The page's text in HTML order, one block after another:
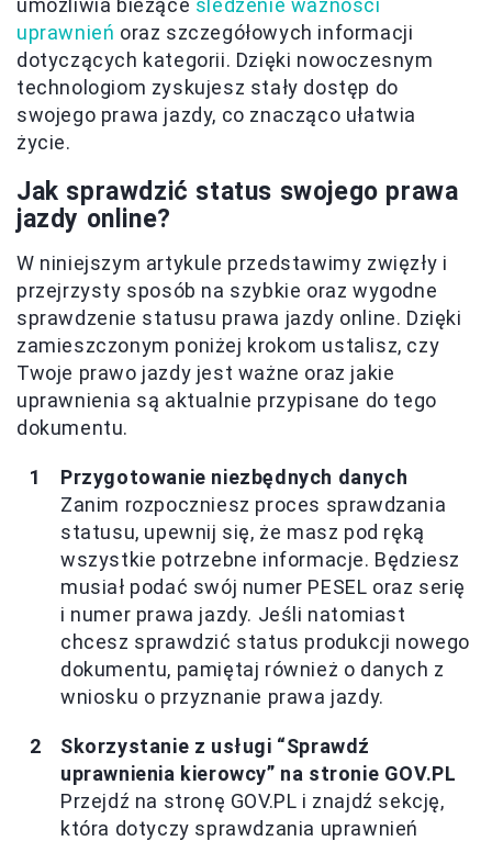
umożliwia bieżące śledzenie ważności
uprawnień oraz szczegółowych informacji
dotyczących kategorii. Dzięki nowoczesnym
technologiom zyskujesz stały dostęp do
swojego prawa jazdy, co znacząco ułatwia
życie.
Jak sprawdzić status swojego prawa
jazdy online?
W niniejszym artykule przedstawimy zwięzły i
przejrzysty sposób na szybkie oraz wygodne
sprawdzenie statusu prawa jazdy online. Dzięki
zamieszczonym poniżej krokom ustalisz, czy
Twoje prawo jazdy jest ważne oraz jakie
uprawnienia są aktualnie przypisane do tego
dokumentu.
Przygotowanie niezbędnych danych
Zanim rozpoczniesz proces sprawdzania
statusu, upewnij się, że masz pod ręką
wszystkie potrzebne informacje. Będziesz
musiał podać swój numer PESEL oraz serię
i numer prawa jazdy. Jeśli natomiast
chcesz sprawdzić status produkcji nowego
dokumentu, pamiętaj również o danych z
wniosku o przyznanie prawa jazdy.
Skorzystanie z usługi “Sprawdź
uprawnienia kierowcy” na stronie GOV.PL
Przejdź na stronę GOV.PL i znajdź sekcję,
która dotyczy sprawdzania uprawnień